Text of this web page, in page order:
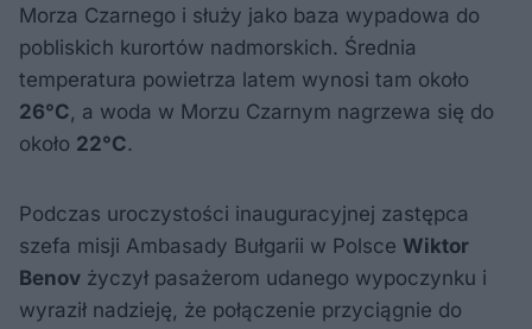
Morza Czarnego i służy jako baza wypadowa do
pobliskich kurortów nadmorskich. Średnia
temperatura powietrza latem wynosi tam około
26°C , a woda w Morzu Czarnym nagrzewa się do
około 22°C.
Podczas uroczystości inauguracyjnej zastępca
szefa misji Ambasady Bułgarii w Polsce Wiktor
Benov życzył pasażerom udanego wypoczynku i
wyraził nadzieję, że połączenie przyciągnie do